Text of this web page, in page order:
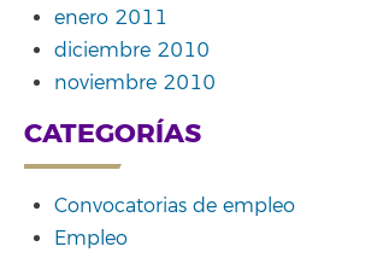
enero 2011
diciembre 2010
noviembre 2010
CATEGORÍAS
Convocatorias de empleo
Empleo